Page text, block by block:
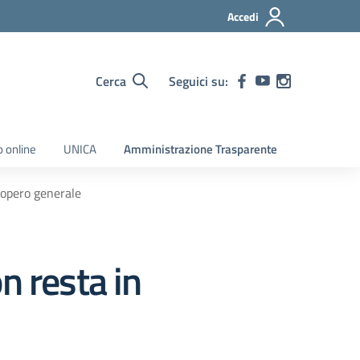
Accedi
Cerca Seguici su:
online UNICA Amministrazione Trasparente
generale
resta in